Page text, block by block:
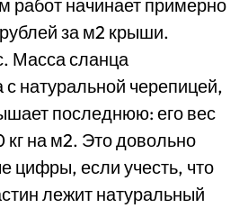
работ начинает примерно
за м2 крыши.
Масса сланца
натуральной черепицей,
последнюю: его вес
кг на м2. Это довольно
цифры, если учесть, что
лежит натуральный